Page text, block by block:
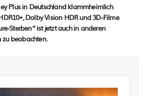
Plus in Deutschland klammheimlich
Dolby Vision HDR und 3D-Filme
Sterben“ ist jetzt auch in anderen
beobachten.